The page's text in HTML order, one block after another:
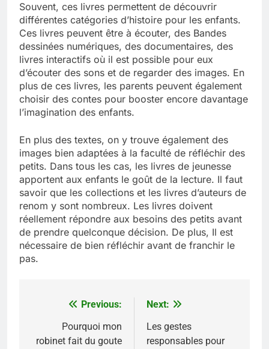
Souvent, ces livres permettent de découvrir
différentes catégories d’histoire pour les enfants.
Ces livres peuvent être à écouter, des Bandes
dessinées numériques, des documentaires, des
livres interactifs où il est possible pour eux
d’écouter des sons et de regarder des images. En
plus de ces livres, les parents peuvent également
choisir des contes pour booster encore davantage
l’imagination des enfants.
En plus des textes, on y trouve également des
images bien adaptées à la faculté de réfléchir des
petits. Dans tous les cas, les livres de jeunesse
apportent aux enfants le goût de la lecture. Il faut
savoir que les collections et les livres d’auteurs de
renom y sont nombreux. Les livres doivent
réellement répondre aux besoins des petits avant
de prendre quelconque décision. De plus, Il est
nécessaire de bien réfléchir avant de franchir le
pas.
NavigationPrevious:
Pourquoi mon
robinet fait du goute
Next:
Les gestes
responsables pour